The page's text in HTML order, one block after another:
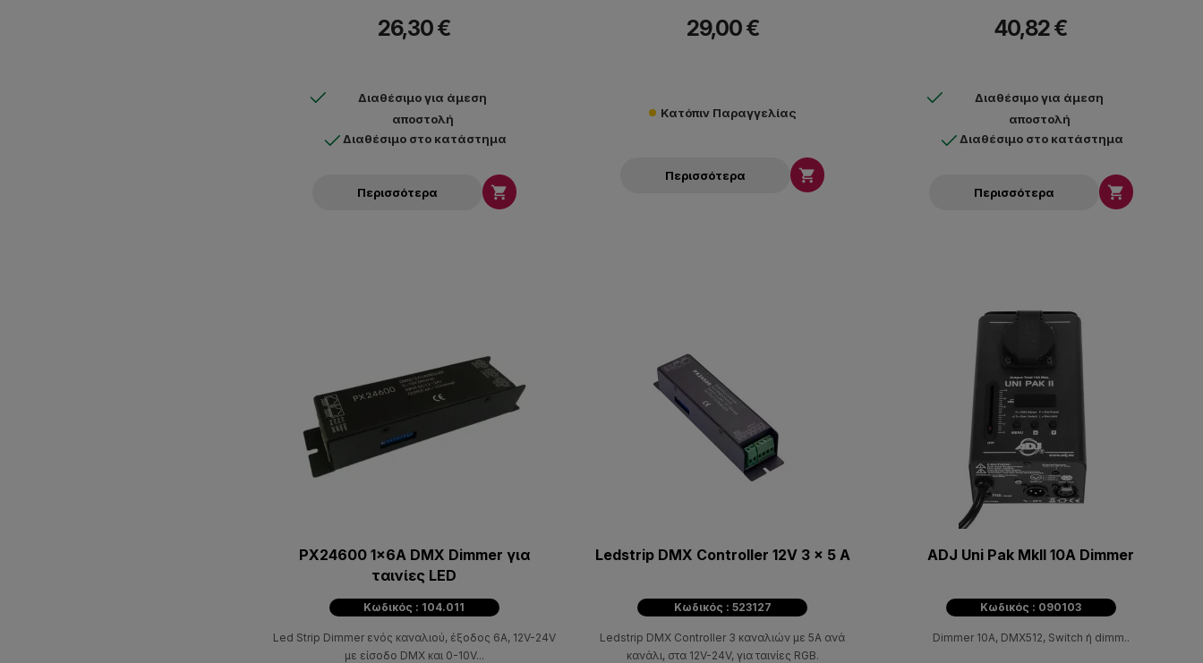
26,30 €
Διαθέσιμο για άμεση
αποστολή
Διαθέσιμο στο κατάστημα
Περισσότερα 
29,00 €
Κατόπιν Παραγγελίας
Περισσότερα 
40,82 €
Διαθέσιμο για άμεση
αποστολή
Διαθέσιμο στο κατάστημα
Περισσότερα 
PX24600 1x6A DMX Dimmer για
ταινίες LED
Κωδικός : 104.011
Led Strip Dimmer ενός καναλιού, έξοδος 6Α, 12V-24V
με είσοδο DMX και 0-10V...
Ledstrip DMX Controller 12V 3 x 5 A
Κωδικός : 523127
Ledstrip DMX Controller 3 καναλιών με 5A ανά
κανάλι, στα 12V-24V, για ταινίες RGB.
ADJ Uni Pak MkII 10A Dimmer
Κωδικός : 090103
Dimmer 10A, DMX512, Switch ή dimm..